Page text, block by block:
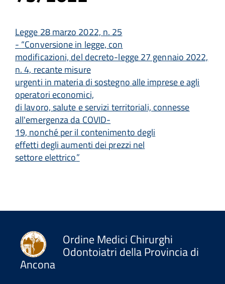
Legge 28marzo 2022, n. 25
- “Conversionein legge, con
modificazioni, del decreto-legge 27 gennaio 2022,
n. 4, recantemisure
urgenti in materiadisostegnoalle imprese e agli
operatori economici,
di lavoro,salute eservizi territoriali, connesse
all'emergenzada COVID-
19, nonchéperil contenimento degli
effetti degliaumenti dei prezzi nel
settore elettrico”
Ordine Medici Chirurghi
Odontoiatri della Provincia di
Ancona